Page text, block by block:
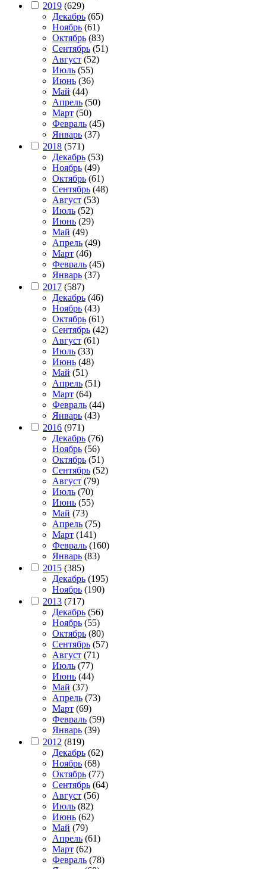
2019 (629)
Декабрь (65)
Ноябрь (61)
Октябрь (83)
Сентябрь (51)
Август (52)
Июль (55)
Июнь (36)
Май (44)
Апрель (50)
Март (50)
Февраль (45)
Январь (37)
2018 (571)
Декабрь (53)
Ноябрь (49)
Октябрь (61)
Сентябрь (48)
Август (53)
Июль (52)
Июнь (29)
Май (49)
Апрель (49)
Март (46)
Февраль (45)
Январь (37)
2017 (587)
Декабрь (46)
Ноябрь (43)
Октябрь (61)
Сентябрь (42)
Август (61)
Июль (33)
Июнь (48)
Май (51)
Апрель (51)
Март (64)
Февраль (44)
Январь (43)
2016 (971)
Декабрь (76)
Ноябрь (56)
Октябрь (51)
Сентябрь (52)
Август (79)
Июль (70)
Июнь (55)
Май (73)
Апрель (75)
Март (141)
Февраль (160)
Январь (83)
2015 (385)
Декабрь (195)
Ноябрь (190)
2013 (717)
Декабрь (56)
Ноябрь (55)
Октябрь (80)
Сентябрь (57)
Август (71)
Июль (77)
Июнь (44)
Май (37)
Апрель (73)
Март (69)
Февраль (59)
Январь (39)
2012 (819)
Декабрь (62)
Ноябрь (68)
Октябрь (77)
Сентябрь (64)
Август (56)
Июль (82)
Июнь (62)
Май (79)
Апрель (61)
Март (62)
Февраль (78)